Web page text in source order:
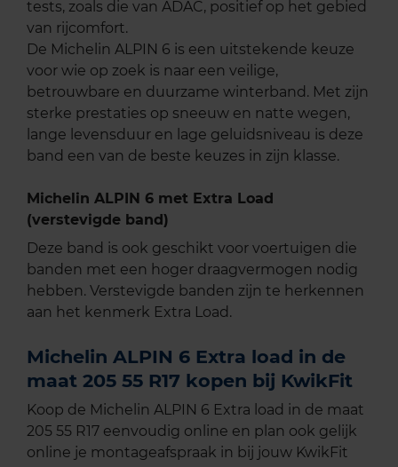
tests, zoals die van ADAC, positief op het gebied
van rijcomfort.
De Michelin ALPIN 6 is een uitstekende keuze
voor wie op zoek is naar een veilige,
betrouwbare en duurzame winterband. Met zijn
sterke prestaties op sneeuw en natte wegen,
lange levensduur en lage geluidsniveau is deze
band een van de beste keuzes in zijn klasse.
Michelin ALPIN 6 met Extra Load
(verstevigde band)
Deze band is ook geschikt voor voertuigen die
banden met een hoger draagvermogen nodig
hebben. Verstevigde banden zijn te herkennen
aan het kenmerk Extra Load.
Michelin ALPIN 6 Extra load in de
maat 205 55 R17 kopen bij KwikFit
Koop de Michelin ALPIN 6 Extra load in de maat
205 55 R17 eenvoudig online en plan ook gelijk
online je montageafspraak in bij jouw KwikFit